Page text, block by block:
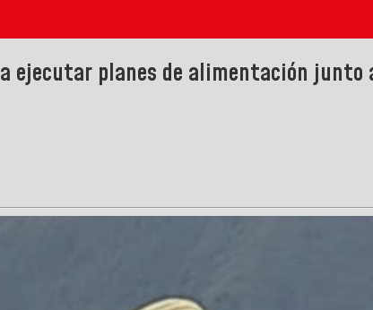
a ejecutar planes de alimentación